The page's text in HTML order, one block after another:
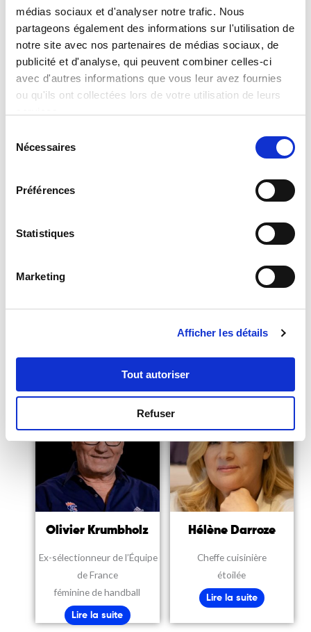
médias sociaux et d'analyser notre trafic. Nous
partageons également des informations sur l'utilisation de
notre site avec nos partenaires de médias sociaux, de
publicité et d'analyse, qui peuvent combiner celles-ci
avec d'autres informations que vous leur avez fournies
ou qu'ils ont collectées lors de votre utilisation de leurs
Nécessaires
Préférences
Statistiques
Marketing
Afficher les détails
Tout autoriser
Refuser
Rahaf Harfoush
Anthropologue
du digital
Lire la suite
Thomas Porcher
Economiste, professeur
et essayiste
Lire la suite
Inès Leonarduzzi
Lire la suite
Jean Pisani-Ferry
Lire la suite
Olivier Krumbholz
Ex-sélectionneur de l’Équipe
de France
féminine de handball
Lire la suite
Hélène Darroze
Cheffe cuisinière
étoilée
Lire la suite